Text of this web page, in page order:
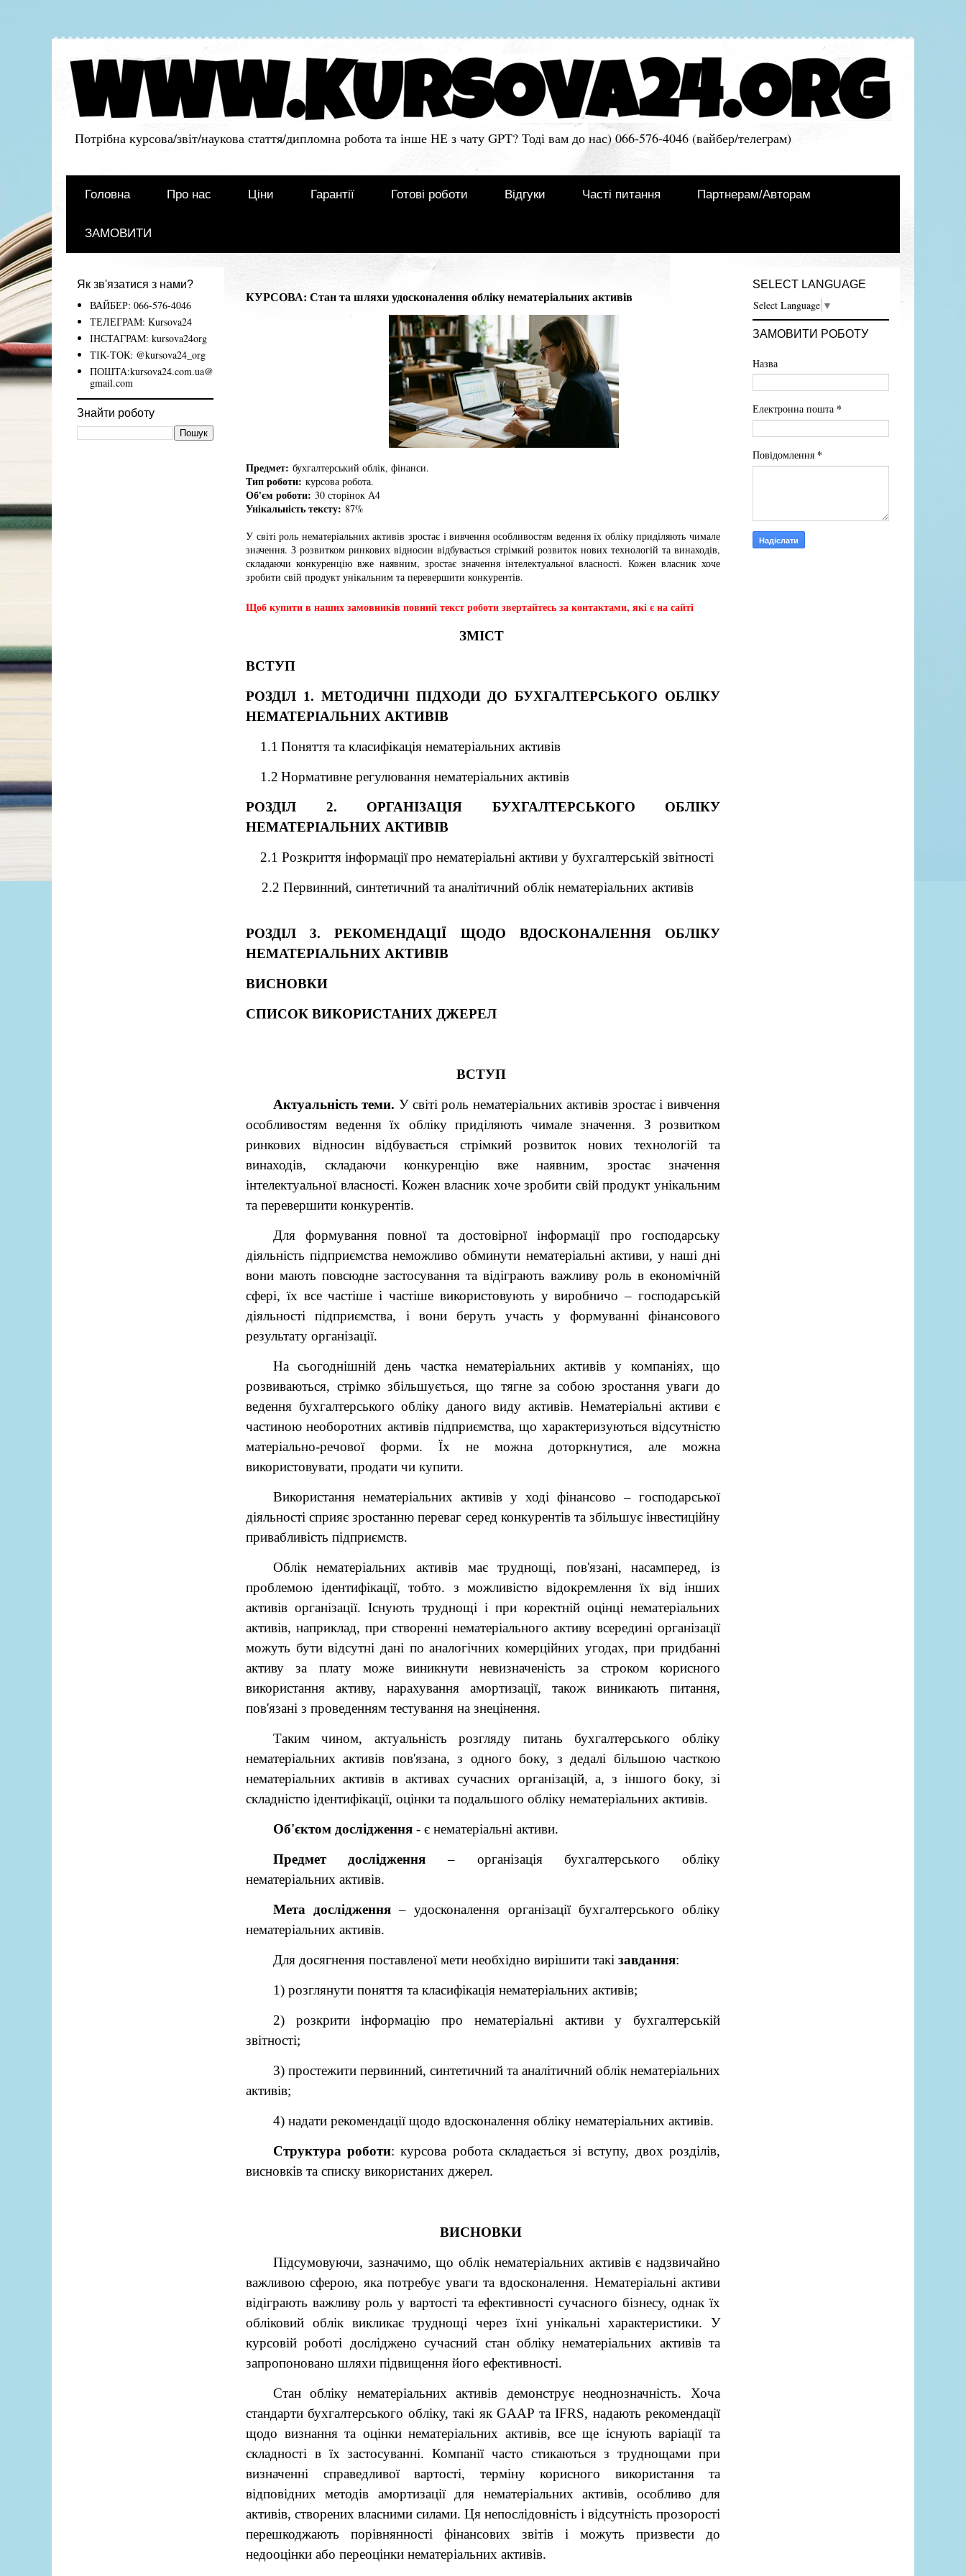
Потрібна курсова/звіт/наукова стаття/дипломна робота та інше НЕ з чату GPT? Тоді вам до нас) 066-576-4046 (вайбер/телеграм)
Головна Про нас Ціни Гарантії Готові роботи Відгуки Часті питання Партнерам/Авторам
ЗАМОВИТИ
КУРСОВА: Стан та шляхи удосконалення обліку нематеріальних активів
Предмет: бухгалтерський облік, фінанси.
Тип роботи: курсова робота.
Об'єм роботи: 30 сторінок А4
Унікальність тексту: 87%
У світі роль нематеріальних активів зростає і вивчення особливостям ведення їх обліку приділяють чимале
значення. З розвитком ринкових відносин відбувається стрімкий розвиток нових технологій та винаходів,
складаючи конкуренцію вже наявним, зростає значення інтелектуальної власності. Кожен власник хоче
зробити свій продукт унікальним та перевершити конкурентів.
Щоб купити в наших замовників повний текст роботи звертайтесь за контактами, які є на сайті
ЗМІСТ
ВСТУП
РОЗДІЛ 1. МЕТОДИЧНІ ПІДХОДИ ДО БУХГАЛТЕРСЬКОГО ОБЛІКУ
НЕМАТЕРІАЛЬНИХ АКТИВІВ
1.1 Поняття та класифікація нематеріальних активів
1.2 Нормативне регулювання нематеріальних активів
РОЗДІЛ 2. ОРГАНІЗАЦІЯ БУХГАЛТЕРСЬКОГО ОБЛІКУ
НЕМАТЕРІАЛЬНИХ АКТИВІВ
2.1 Розкриття інформації про нематеріальні активи у бухгалтерській звітності
2.2 Первинний, синтетичний та аналітичний облік нематеріальних активів
РОЗДІЛ 3. РЕКОМЕНДАЦІЇ ЩОДО ВДОСКОНАЛЕННЯ ОБЛІКУ
НЕМАТЕРІАЛЬНИХ АКТИВІВ
ВИСНОВКИ
СПИСОК ВИКОРИСТАНИХ ДЖЕРЕЛ
ВСТУП
Актуальність теми. У світі роль нематеріальних активів зростає і вивчення
особливостям ведення їх обліку приділяють чимале значення. З розвитком
ринкових відносин відбувається стрімкий розвиток нових технологій та
винаходів, складаючи конкуренцію вже наявним, зростає значення
інтелектуальної власності. Кожен власник хоче зробити свій продукт унікальним
та перевершити конкурентів.
Для формування повної та достовірної інформації про господарську
діяльність підприємства неможливо обминути нематеріальні активи, у наші дні
вони мають повсюдне застосування та відіграють важливу роль в економічній
сфері, їх все частіше і частіше використовують у виробничо – господарській
діяльності підприємства, і вони беруть участь у формуванні фінансового
результату організації.
На сьогоднішній день частка нематеріальних активів у компаніях, що
розвиваються, стрімко збільшується, що тягне за собою зростання уваги до
ведення бухгалтерського обліку даного виду активів. Нематеріальні активи є
частиною необоротних активів підприємства, що характеризуються відсутністю
матеріально-речової форми. Їх не можна доторкнутися, але можна
використовувати, продати чи купити.
Використання нематеріальних активів у ході фінансово – господарської
діяльності сприяє зростанню переваг серед конкурентів та збільшує інвестиційну
привабливість підприємств.
Облік нематеріальних активів має труднощі, пов'язані, насамперед, із
проблемою ідентифікації, тобто. з можливістю відокремлення їх від інших
активів організації. Існують труднощі і при коректній оцінці нематеріальних
активів, наприклад, при створенні нематеріального активу всередині організації
можуть бути відсутні дані по аналогічних комерційних угодах, при придбанні
активу за плату може виникнути невизначеність за строком корисного
використання активу, нарахування амортизації, також виникають питання,
пов'язані з проведенням тестування на знецінення.
Таким чином, актуальність розгляду питань бухгалтерського обліку
нематеріальних активів пов'язана, з одного боку, з дедалі більшою часткою
нематеріальних активів в активах сучасних організацій, а, з іншого боку, зі
складністю ідентифікації, оцінки та подальшого обліку нематеріальних активів.
Об'єктом дослідження- є нематеріальні активи.
Предмет дослідження – організація бухгалтерського обліку
нематеріальних активів.
Мета дослідження– удосконалення організації бухгалтерського обліку
нематеріальних активів.
Для досягнення поставленої мети необхідно вирішити такі завдання:
1) розглянути поняття та класифікація нематеріальних активів;
2) розкрити інформацію про нематеріальні активи у бухгалтерській
звітності;
3) простежити первинний, синтетичний та аналітичний облік нематеріальних
активів;
4) надати рекомендації щодо вдосконалення обліку нематеріальних активів.
Структура роботи: курсова робота складається зі вступу, двох розділів,
висновків та списку використаних джерел.
ВИСНОВКИ
Підсумовуючи, зазначимо, що облік нематеріальних активів є надзвичайно
важливою сферою, яка потребує уваги та вдосконалення. Нематеріальні активи
відіграють важливу роль у вартості та ефективності сучасного бізнесу, однак їх
обліковий облік викликає труднощі через їхні унікальні характеристики. У
курсовій роботі досліджено сучасний стан обліку нематеріальних активів та
запропоновано шляхи підвищення його ефективності.
Стан обліку нематеріальних активів демонструє неоднозначність. Хоча
стандарти бухгалтерського обліку, такі як GAAP та IFRS, надають рекомендації
щодо визнання та оцінки нематеріальних активів, все ще існують варіації та
складності в їх застосуванні. Компанії часто стикаються з труднощами при
визначенні справедливої вартості, терміну корисного використання та
відповідних методів амортизації для нематеріальних активів, особливо для
активів, створених власними силами. Ця непослідовність і відсутність прозорості
перешкоджають порівнянності фінансових звітів і можуть призвести до
недооцінки або переоцінки нематеріальних активів.
Як зв'язатися з нами?
ВАЙБЕР: 066-576-4046
ТЕЛЕГРАМ: Kursova24
ІНСТАГРАМ: kursova24org
ТІК-ТОК: @kursova24_org
ПОШТА:kursova24.com.ua@
gmail.com
Знайти роботу
SELECT LANGUAGE
Select Language ▼
ЗАМОВИТИ РОБОТУ
Назва
Електронна пошта *
Повідомлення *